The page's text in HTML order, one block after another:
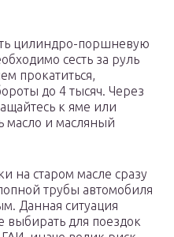
цилиндро-поршневую
сесть за руль
прокатиться,
до 4 тысяч. Через
к яме или
масло и масляный
на старом масле сразу
трубы автомобиля
Данная ситуация
выбирать для поездок